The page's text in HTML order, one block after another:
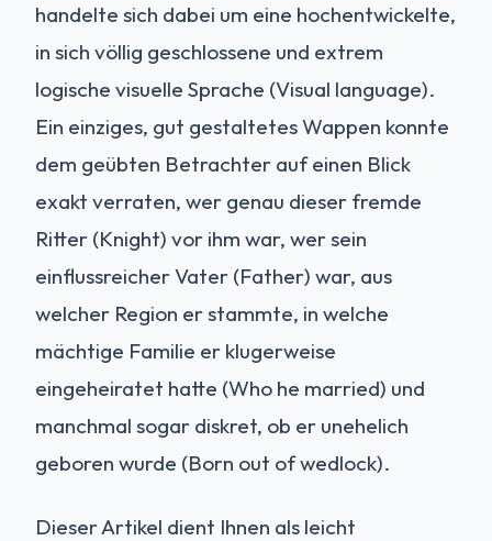
handelte sich dabei um eine hochentwickelte,
in sich völlig geschlossene und extrem
logische visuelle Sprache (Visual language).
Ein einziges, gut gestaltetes Wappen konnte
dem geübten Betrachter auf einen Blick
exakt verraten, wer genau dieser fremde
Ritter (Knight) vor ihm war, wer sein
einflussreicher Vater (Father) war, aus
welcher Region er stammte, in welche
mächtige Familie er klugerweise
eingeheiratet hatte (Who he married) und
manchmal sogar diskret, ob er unehelich
geboren wurde (Born out of wedlock).
Dieser Artikel dient Ihnen als leicht